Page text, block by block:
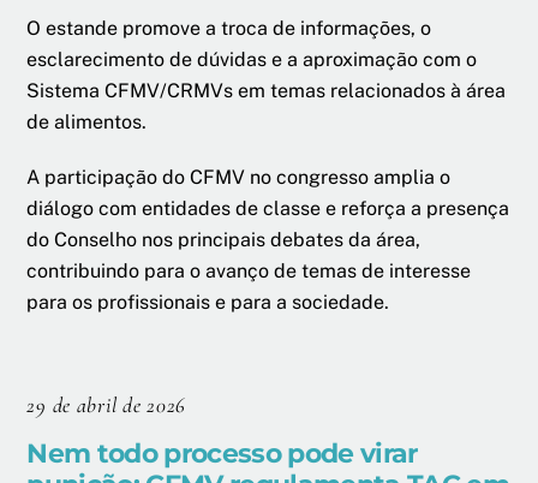
O estande promove a troca de informações, o
esclarecimento de dúvidas e a aproximação com o
Sistema CFMV/CRMVs em temas relacionados à área
de alimentos.
A participação do CFMV no congresso amplia o
diálogo com entidades de classe e reforça a presença
do Conselho nos principais debates da área,
contribuindo para o avanço de temas de interesse
para os profissionais e para a sociedade.
29 de abril de 2026
Nem todo processo pode virar